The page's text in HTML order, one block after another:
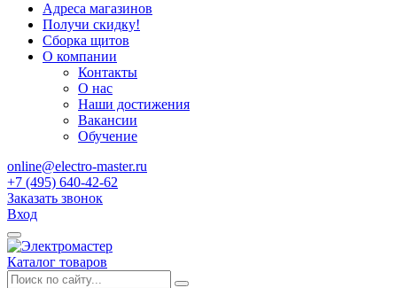
Адреса магазинов
Получи скидку!
Сборка щитов
О компании
Контакты
О нас
Наши достижения
Вакансии
Обучение
online@electro-master.ru
+7 (495) 640-42-62
Заказать звонок
Вход
Каталог товаров